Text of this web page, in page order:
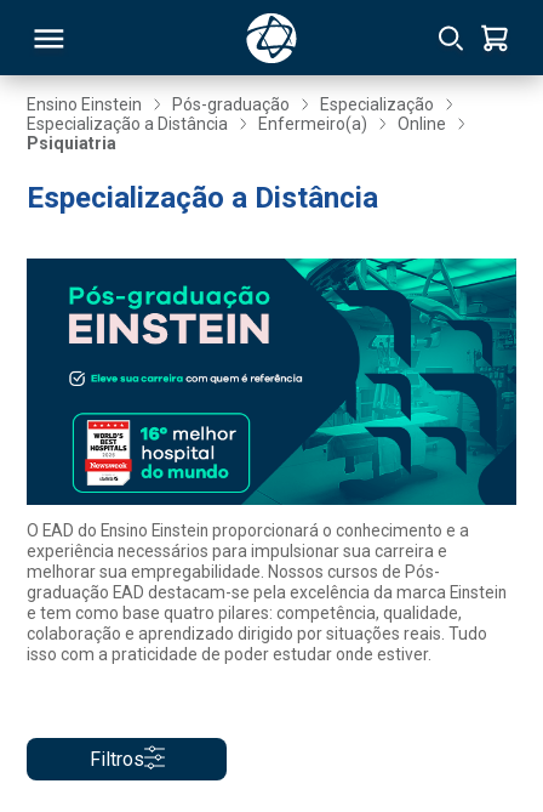
Ensino Einstein Pós-graduação
Especialização
Especialização a Distância
Enfermeiro(a)
Online
Psiquiatria
Especialização a Distância
O EAD do Ensino Einstein proporcionará o conhecimento e a
experiência necessários para impulsionar sua carreira e
melhorar sua empregabilidade. Nossos cursos de Pós-
graduação EAD destacam-se pela excelência da marca Einstein
e tem como base quatro pilares: competência, qualidade,
colaboração e aprendizado dirigido por situações reais. Tudo
isso com a praticidade de poder estudar onde estiver.
Filtros